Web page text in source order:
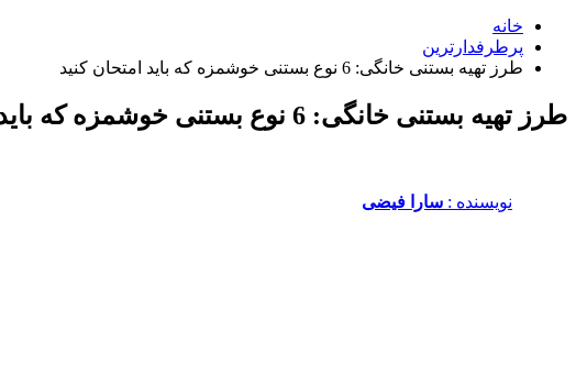
خانه
پرطرفدارترین
طرز تهیه بستنی خانگی: 6 نوع بستنی خوشمزه که باید امتحان کنید
طرز تهیه بستنی خانگی: 6 نوع بستنی خوشمزه که باید امتحان کنید
نویسنده :‌ سارا فیضی